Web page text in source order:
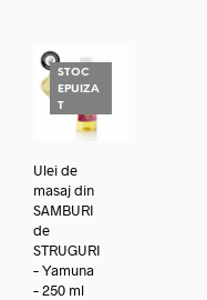
STOC
EPUIZA
T
Ulei de
masaj din
SAMBURI
de
STRUGURI
– Yamuna
– 250 ml